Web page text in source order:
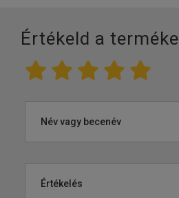
Értékeld a
Név vagy becenév
Értékelés